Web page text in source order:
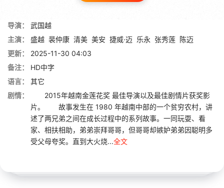
导演：
武国越
主演：
盛越 裴仲康 清美 美安 捷威·迈 乐永 张秀莲 陈迈
更新：
2025-11-30 04:03
备注：
HD中字
语言：
其它
剧情：
2015年越南金莲花奖 最佳导演以及最佳剧情片获奖影
片。 故事发生在 1980 年越南中部的一个贫穷农村，讲
述了两兄弟之间在成长过程中的系列故事。一同玩耍、看
家、相扶相助，弟弟崇拜哥哥，但哥哥却嫉妒弟弟因聪明多
受父母夸奖。直到大火烧...全文